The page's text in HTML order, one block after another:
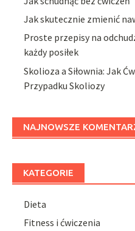
Jak skutecznie zmienić
Proste przepisy na
każdy posiłek
Skolioza a Siłownia: Jak
Przypadku Skoliozy
NAJNOWSZE
KATEGORIE
Dieta
Fitness i ćwiczenia